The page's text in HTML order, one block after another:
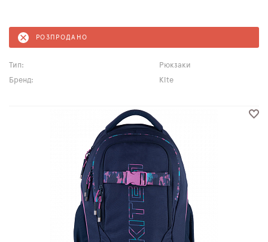
РОЗПРОДАНО
Тип:
Рюкзаки
Бренд:
Kite